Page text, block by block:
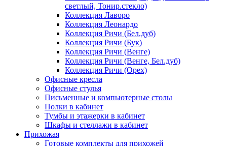
светлый, Тонир.стекло)
Коллекция Лаворо
Коллекция Леонардо
Коллекция Ричи (Бел.дуб)
Коллекция Ричи (Бук)
Коллекция Ричи (Венге)
Коллекция Ричи (Венге, Бел.дуб)
Коллекция Ричи (Орех)
Офисные кресла
Офисные стулья
Письменные и компьютерные столы
Полки в кабинет
Тумбы и этажерки в кабинет
Шкафы и стеллажи в кабинет
Прихожая
Готовые комплекты для прихожей